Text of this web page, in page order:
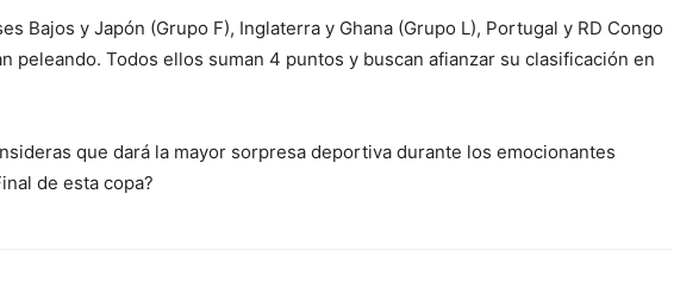
Bajos y Japón (Grupo F), Inglaterra y Ghana (Grupo L), Portugal y RD Congo
peleando. Todos ellos suman 4 puntos y buscan afianzar su clasificación en
que dará la mayor sorpresa deportiva durante los emocionantes
de esta copa?